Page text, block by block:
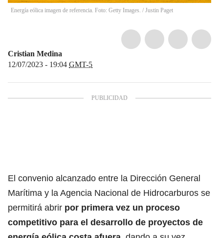
Energía eólica imagen de referencia. Foto: Getty Images. / Justin Paget
Cristian Medina
12/07/2023 - 19:04 GMT-5
El convenio alcanzado entre la Dirección General
Marítima y la Agencia Nacional de Hidrocarburos se
permitirá abrir por primera vez un proceso
competitivo para el desarrollo de proyectos de